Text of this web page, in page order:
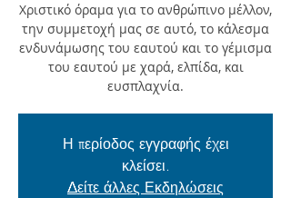
Χριστικό όραμα για το ανθρώπινο μέλλον,
την συμμετοχή μας σε αυτό, το κάλεσμα
ενδυνάμωσης του εαυτού και το γέμισμα
του εαυτού με χαρά, ελπίδα, και
ευσπλαχνία.
Η περίοδος εγγραφής έχει
κλείσει.
Δείτε άλλες Εκδηλώσεις